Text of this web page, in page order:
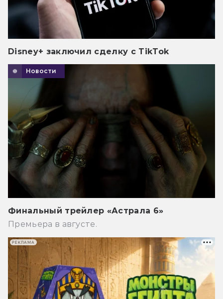
Disney+ заключил сделку с TikTok
Новости
Финальный трейлер «Астрала 6»
Премьера в августе.
РЕКЛАМА